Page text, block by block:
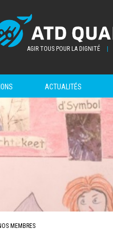
AGIR TOUS POUR LA DIGNITÉ
ACTUALITÉS
MEMBRES